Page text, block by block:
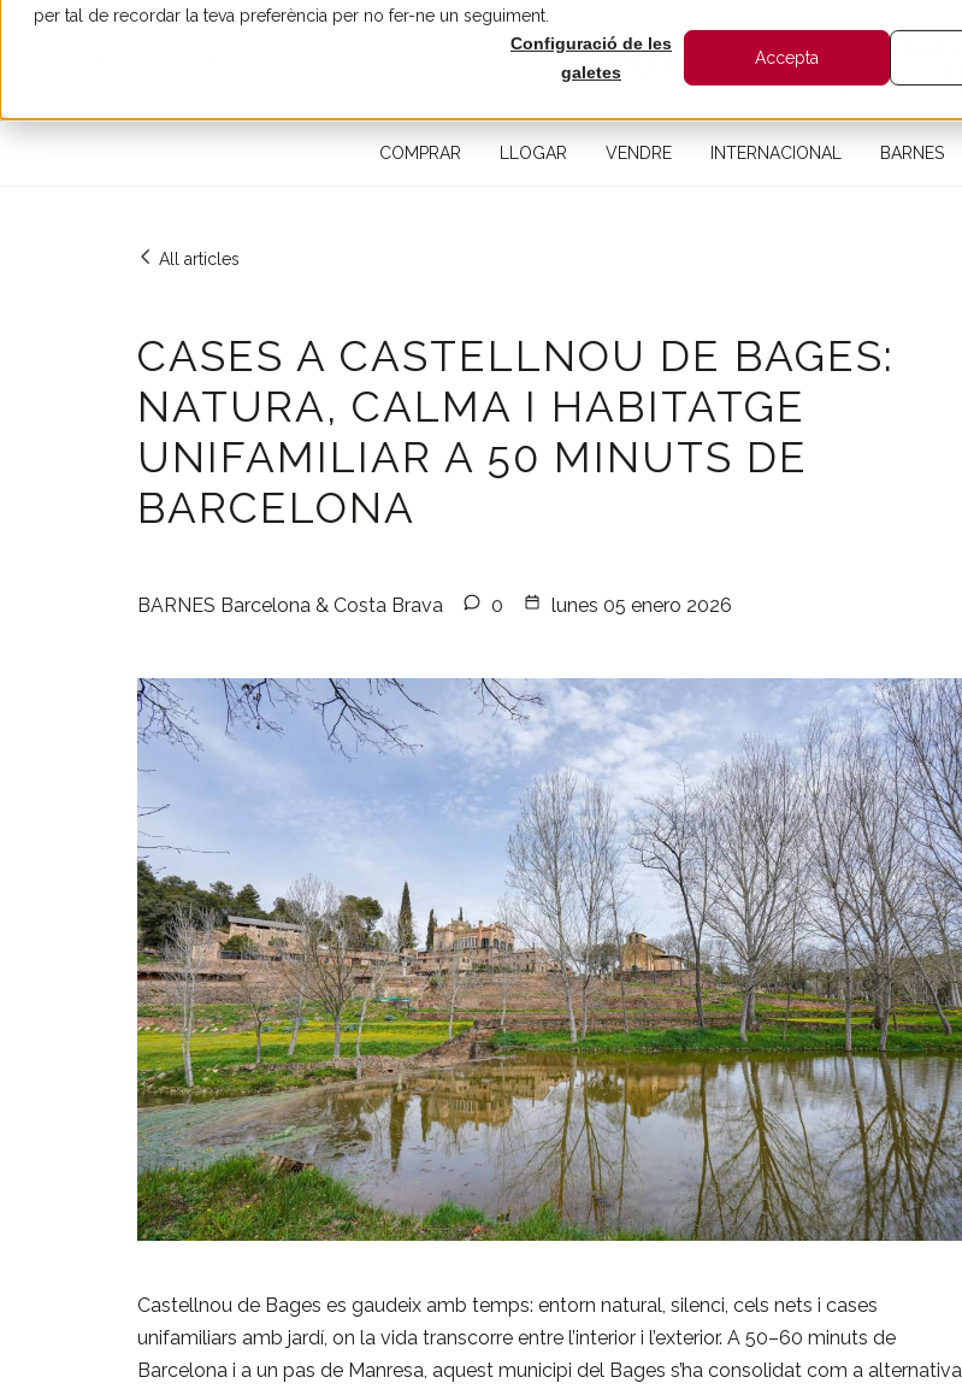
per tal de recordar la teva preferència per no fer-ne un seguiment.
Configuració de les
galetes
Accepta
COMPRAR LLOGAR VENDRE INTERNACIONAL BARNES
All articles
CASES A CASTELLNOU DE BAGES:
NATURA, CALMA I HABITATGE
UNIFAMILIAR A 50 MINUTS DE
BARCELONA
BARNES Barcelona & Costa Brava 0 lunes 05 enero 2026
Castellnou de Bages es gaudeix amb temps: entorn natural, silenci, cels nets i cases
unifamiliars amb jardí, on la vida transcorre entre l’interior i l’exterior. A 50–60 minuts de
Barcelona i a un pas de Manresa, aquest municipi del Bages s’ha consolidat com a alternativa